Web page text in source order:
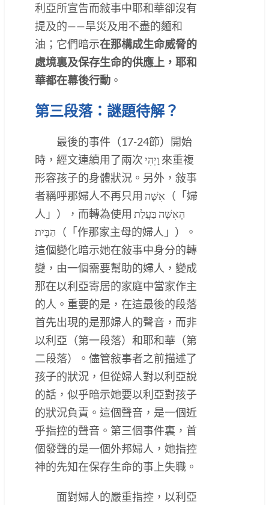
利亞所宣告而敍事中耶和華卻沒有
提及的——旱災及用不盡的麵和
油；它們暗示在那構成生命威脅的
處境裏及保存生命的供應上，耶和
華都在幕後行動 。
第三段落：謎題待解？
最後的事件（17-24節）開始
時，經文連續用了兩次 וַיְהִי 來重複
形容孩子的身體狀況。另外，敍事
者稱呼那婦人不再只用 אִשָּׁה（「婦
人」），而轉為使用 הָאִשָּׁה בַּעֲלַת
הַבָּיִת（「作那家主母的婦人」）。
這個變化暗示她在敍事中身分的轉
變，由一個需要幫助的婦人，變成
那在以利亞寄居的家庭中當家作主
的人。重要的是，在這最後的段落
首先出現的是那婦人的聲音，而非
以利亞（第一段落）和耶和華（第
二段落）。儘管敍事者之前描述了
孩子的狀況，但從婦人對以利亞說
的話，似乎暗示她要以利亞對孩子
的狀況負責。這個聲音，是一個近
乎指控的聲音。第三個事件裏，首
個發聲的是一個外邦婦人，她指控
神的先知在保存生命的事上失職。
面對婦人的嚴重指控，以利亞